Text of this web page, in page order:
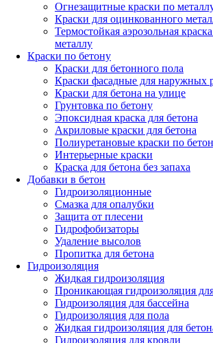
Огнезащитные краски по
Краски для оцинкованного
Термостойкая аэрозольная
металлу
Краски по бетону
Краски для бетонного пола
Краски фасадные для наружных
Краски для бетона на улице
Грунтовка по бетону
Эпоксидная краска для бетона
Акриловые краски для бетона
Полиуретановые краски по
Интерьерные краски
Краска для бетона без запаха
Добавки в бетон
Гидроизоляционные
Смазка для опалубки
Защита от плесени
Гидрофобизаторы
Удаление высолов
Пропитка для бетона
Гидроизоляция
Жидкая гидроизоляция
Проникающая гидроизоляция
Гидроизоляция для бассейна
Гидроизоляция для пола
Жидкая гидроизоляция для
Гидроизоляция для кровли